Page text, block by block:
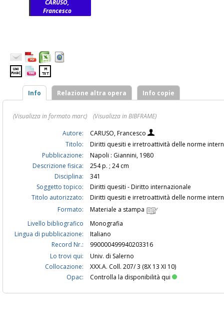
CARUSO,
Francesco
Info Relazione altra opera Info copie
(Visualizza in formato marc)
(Visualizza in BIBFRAME)
Autore:
CARUSO, Francesco
Titolo:
Diritti quesiti e irretroattività delle norme
Pubblicazione:
Napoli : Giannini, 1980
Descrizione fisica:
254 p. ; 24 cm
Disciplina:
341
Soggetto topico:
Diritti quesiti - Diritto internazionale
Titolo autorizzato:
Diritti quesiti e irretroattività delle norme
Formato:
Materiale a stampa
Livello bibliografico
Monografia
Lingua di pubblicazione:
Italiano
Record Nr.:
990000499940203316
Lo trovi qui:
Univ. di Salerno
Collocazione:
XXX.A. Coll. 207/ 3 (8X 13 XI 10)
Opac:
Controlla la disponibilità qui